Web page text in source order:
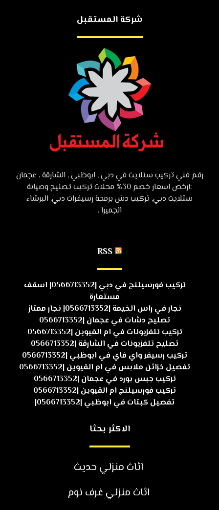
شركة المستقبل
رقم فني تركيب ستلايت في دبي , ابوظبي , الشارقة , عجمان
:ارخص اسعار خصم 30% محلات تركيب تصليح وصيانة
ستلايت دبي, تركيب دش برمجة رسيفرات دبي, البرشاء
الجميرا .
RSS
تركيب فورسيلنج في دبي |0566713352| اسقف
مستعارة
نجار في راس الخيمة |0566713352| نجار ممتاز
تصليح دشات في عجمان |0566713352
تركيب تلفزيونات في ام القيوين |0566713352
تصليح تلفزيونات في الشارقة |0566713352
تركيب رسيفر واي فاي في ابوظبي |0566713352
تفصيل خزائن ملابس في ام القيوين |0566713352
تركيب جبس بورد في عجمان |0566713352
تركيب فورسيلنج ام القيوين |0566713352
تفصيل كبتات في ابوظبي |0566713352|
الاكثر بحثا
اثاث منزلي حديث
اثاث منزلي غرف نوم